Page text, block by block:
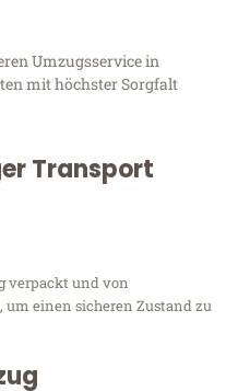
Umzugsservice in
mit höchster Sorgfalt
Transport
verpackt und von
einen sicheren Zustand zu